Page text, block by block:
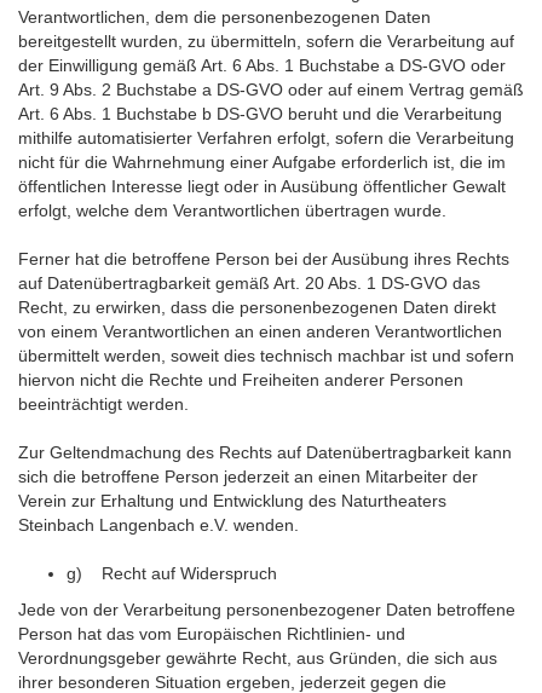
Verantwortlichen, dem die personenbezogenen Daten
bereitgestellt wurden, zu übermitteln, sofern die Verarbeitung auf
der Einwilligung gemäß Art. 6 Abs. 1 Buchstabe a DS-GVO oder
Art. 9 Abs. 2 Buchstabe a DS-GVO oder auf einem Vertrag gemäß
Art. 6 Abs. 1 Buchstabe b DS-GVO beruht und die Verarbeitung
mithilfe automatisierter Verfahren erfolgt, sofern die Verarbeitung
nicht für die Wahrnehmung einer Aufgabe erforderlich ist, die im
öffentlichen Interesse liegt oder in Ausübung öffentlicher Gewalt
erfolgt, welche dem Verantwortlichen übertragen wurde.
Ferner hat die betroffene Person bei der Ausübung ihres Rechts
auf Datenübertragbarkeit gemäß Art. 20 Abs. 1 DS-GVO das
Recht, zu erwirken, dass die personenbezogenen Daten direkt
von einem Verantwortlichen an einen anderen Verantwortlichen
übermittelt werden, soweit dies technisch machbar ist und sofern
hiervon nicht die Rechte und Freiheiten anderer Personen
beeinträchtigt werden.
Zur Geltendmachung des Rechts auf Datenübertragbarkeit kann
sich die betroffene Person jederzeit an einen Mitarbeiter der
Verein zur Erhaltung und Entwicklung des Naturtheaters
Steinbach Langenbach e.V. wenden.
g) Recht auf Widerspruch
Jede von der Verarbeitung personenbezogener Daten betroffene
Person hat das vom Europäischen Richtlinien- und
Verordnungsgeber gewährte Recht, aus Gründen, die sich aus
ihrer besonderen Situation ergeben, jederzeit gegen die